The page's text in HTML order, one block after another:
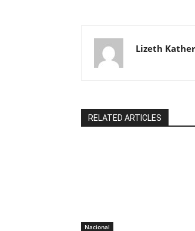
Lizeth
RELATED ARTICLES
Nacional